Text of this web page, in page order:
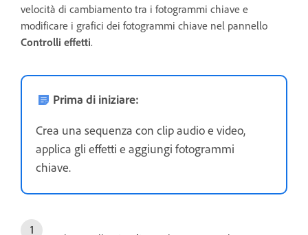
velocità di cambiamento tra i fotogrammi chiave e
modificare i grafici dei fotogrammi chiave nel pannello
Controlli effetti.
Prima di iniziare:
Crea una sequenza con clip audio e video,
applica gli effetti e aggiungi fotogrammi
chiave.